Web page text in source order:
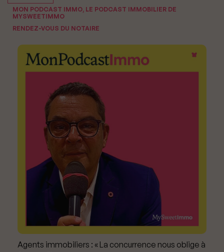
MON PODCAST IMMO, LE PODCAST IMMOBILIER DE
MYSWEETIMMO
RENDEZ-VOUS DU NOTAIRE
Agents immobiliers : « La concurrence nous oblige à